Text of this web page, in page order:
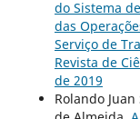
do Sistema
das
Serviço de
Revista de
de 2019
Rolando